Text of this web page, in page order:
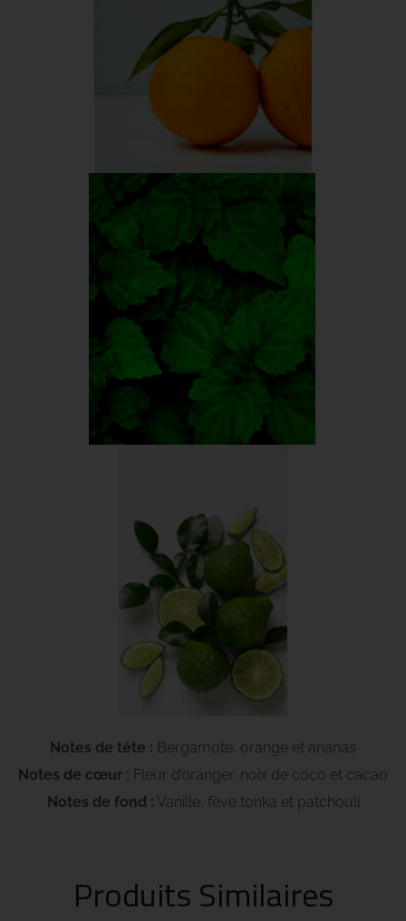
Notes de tête : Bergamote, orange et ananas
Notes de cœur : Fleur d’oranger, noix de coco et cacao
Notes de fond : Vanille, fève tonka et patchouli
Produits Similaires